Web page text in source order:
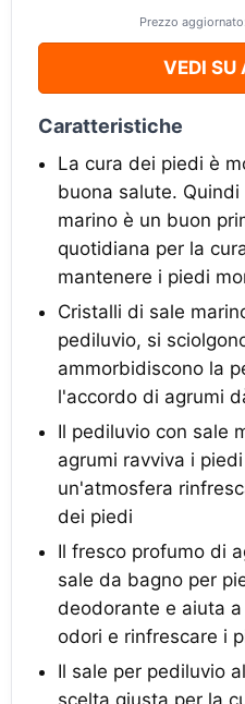
Prezzo
VEDI SU
Caratteristiche
La cura dei piedi è
buona salute.
marino è un buon
quotidiana per la
mantenere i piedi
Cristalli di sale
pediluvio, si
ammorbidiscono la
l'accordo di agrumi
Il pediluvio con sale
agrumi ravviva i
un'atmosfera
dei piedi
Il fresco profumo di
sale da bagno per
deodorante e aiuta
odori e rinfrescare i
Il sale per pediluvio
scelta giusta per la